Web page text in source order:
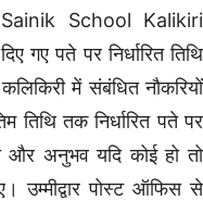
Sainik School Kalikiri
पते पर निर्धारित तिथि
में संबंधित नौकरियों
तिथि तक निर्धारित पते पर
और अनुभव यदि कोई हो तो
उम्मीद्वार पोस्ट ऑफिस से